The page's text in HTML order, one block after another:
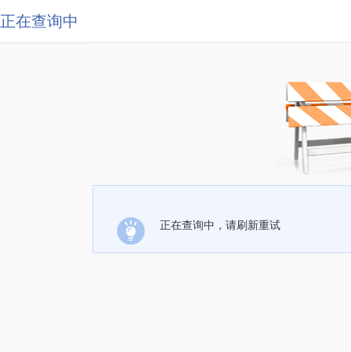
正在查询中
正在查询中，请刷新重试